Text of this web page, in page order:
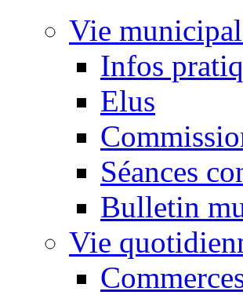
Vie
Infos
Elus
Séances
Bulletin
Vie